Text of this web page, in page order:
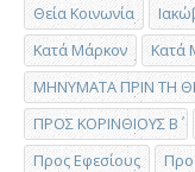
Θεία Κοινωνία
Κατά Μάρκον
Κατά
ΜΗΝΥΜΑΤΑ ΠΡΙΝ ΤΗ
ΠΡΟΣ ΚΟΡΙΝΘΙΟΥΣ Β΄
Προς Εφεσίους